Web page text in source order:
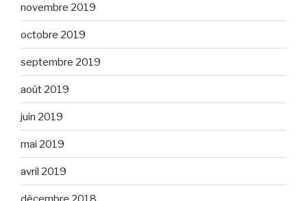
novembre 2019
octobre 2019
septembre 2019
août 2019
juin 2019
mai 2019
avril 2019